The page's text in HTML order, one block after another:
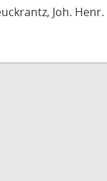
Joh. Henr.